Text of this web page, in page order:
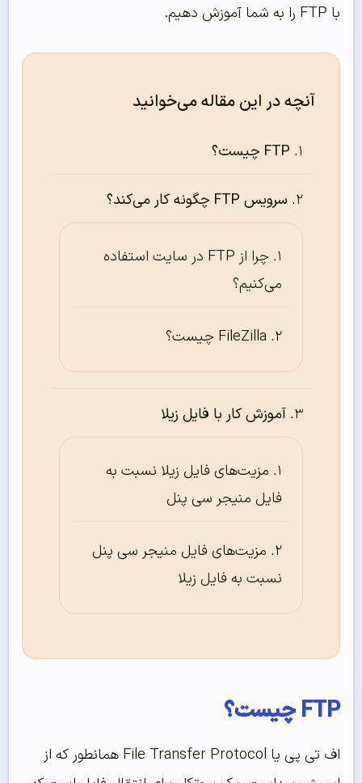
با FTP را به شما آموزش دهیم.
آنچه در این مقاله می‌خوانید
FTP چیست؟
سرویس FTP چگونه کار می‌کند؟
چرا از FTP در سایت استفاده
می‌کنیم؟
FileZilla چیست؟
آموزش کار با فایل زیلا
مزیت‌های فایل زیلا نسبت به
فایل منیجر سی پنل
مزیت‌های فایل منیجر سی پنل
نسبت به فایل زیلا
FTP چیست؟
اف تی پی یا File Transfer Protocol همانطور که از